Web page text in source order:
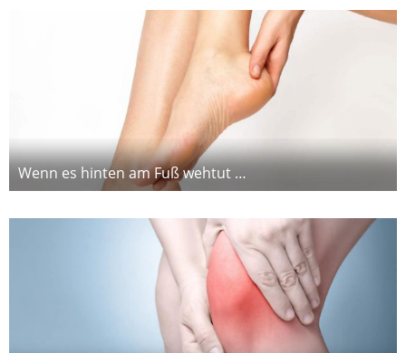
Wenn es hinten am Fuß wehtut …